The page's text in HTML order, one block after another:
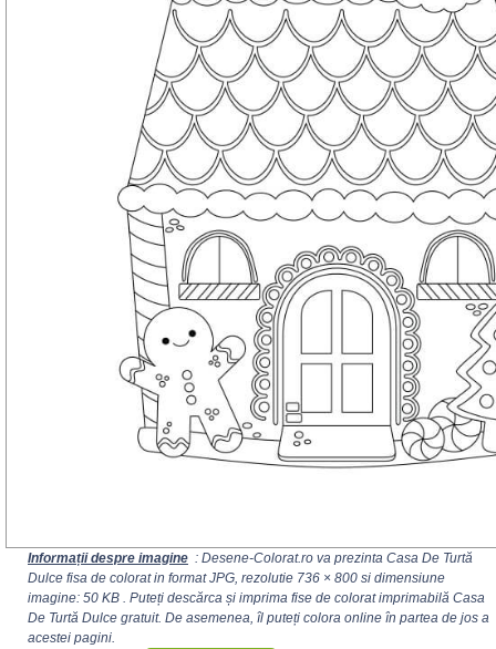
Informații despre imagine : Desene-Colorat.ro va prezinta Casa De Turtă
Dulce fisa de colorat in format JPG, rezolutie 736 × 800 si dimensiune
imagine: 50 KB . Puteți descărca și imprima fise de colorat imprimabilă Casa
De Turtă Dulce gratuit. De asemenea, îl puteți colora online în partea de jos a
acestei pagini.